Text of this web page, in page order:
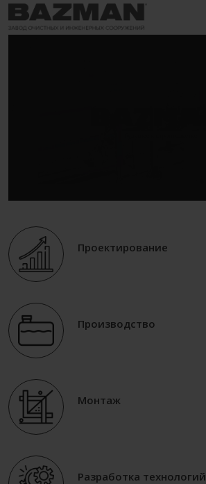
Проектирование
Производство
Монтаж
Разработка технологий